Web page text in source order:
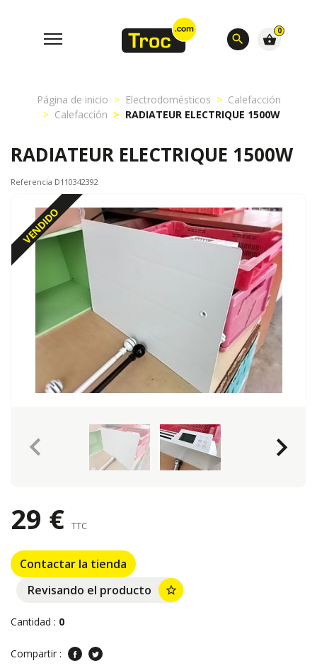
search
0
shopping_basket
Página de inicio Electrodomésticos
Calefacción
Calefacción
RADIATEUR ELECTRIQUE 1500W
RADIATEUR ELECTRIQUE 1500W
Referencia D110342392
VENDIDO
keyboard_arrow_left keyboard_arrow_right
29 € TTC
Contactar la tienda
Revisando el producto
star_border
Cantidad : 0
Compartir :